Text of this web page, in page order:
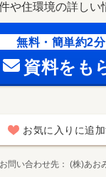
や住環境の詳しい
無料・簡単約2分
資料をも
お気に入りに追
お問い合わせ先 (株)あお